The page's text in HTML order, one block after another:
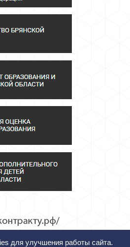
для улучшения работы сайта.